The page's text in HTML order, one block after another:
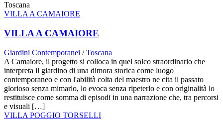
Toscana
VILLA A CAMAIORE
VILLA A CAMAIORE
Giardini Contemporanei / Toscana
A Camaiore, il progetto si colloca in quel solco straordinario che
interpreta il giardino di una dimora storica come luogo
contemporaneo e con l'abilità colta del maestro ne cita il passato
glorioso senza mimarlo, lo evoca senza ripeterlo e con originalità lo
restituisce come somma di episodi in una narrazione che, tra percorsi
e visuali […]
VILLA POGGIO TORSELLI